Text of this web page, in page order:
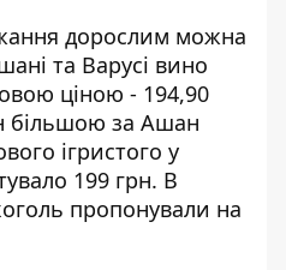
дорослим можна
та Варусі вино
ціною - 194,90
більшою за Ашан
ігристого у
199 грн. В
пропонували на